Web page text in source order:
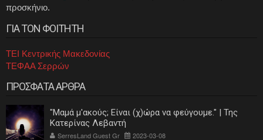
προσκήνιο.
ΓΙΑ ΤΟΝ ΦΟΙΤΗΤΗ
ΤΕΙ Κεντρικής Μακεδονίας
ΤΕΦΑΑ Σερρών
ΠΡΟΣΦΑΤΑ ΑΡΘΡΑ
"Μαμά μ'ακούς; Είναι (χ)ώρα να φεύγουμε." | Της
Κατερίνας Λεβαντή
SerresLand Guest Gr 2023-03-08